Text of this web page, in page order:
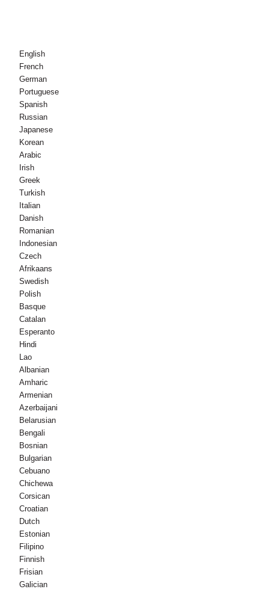
English
French
German
Portuguese
Spanish
Russian
Japanese
Korean
Arabic
Irish
Greek
Turkish
Italian
Danish
Romanian
Indonesian
Czech
Afrikaans
Swedish
Polish
Basque
Catalan
Esperanto
Hindi
Lao
Albanian
Amharic
Armenian
Azerbaijani
Belarusian
Bengali
Bosnian
Bulgarian
Cebuano
Chichewa
Corsican
Croatian
Dutch
Estonian
Filipino
Finnish
Frisian
Galician